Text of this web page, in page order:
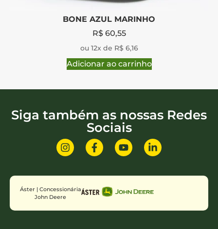
BONE AZUL MARINHO
R$60,55
ou 12x de R$ 6,16
Adicionar ao carrinho
Siga também as nossas Redes
Sociais
Áster | Concessionária
John Deere